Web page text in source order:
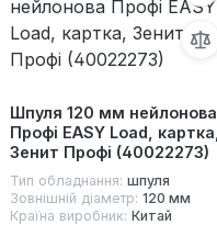
Шпуля 120 мм нейлонова
Профі EASY Load, картка,
Зенит Профі (40022273)
Тип обладнання: шпуля
Зовнішній діаметр: 120 мм
Країна виробник: Китай